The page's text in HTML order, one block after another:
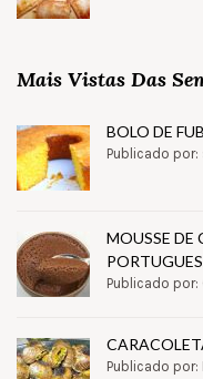
Mais Vistas Das
BOLO DE
Publicado por:
MOUSSE DE
Publicado por:
Publicado